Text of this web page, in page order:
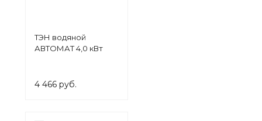
ТЭН водяной
АВТОМАТ 4,0 кВт
4 466 руб.